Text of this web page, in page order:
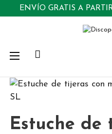
ENVÍO GRATIS A
Navegación
palanca
☰
Estuche de